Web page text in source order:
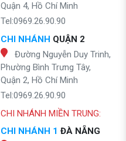
Quận 4, Hồ Chí Minh
Tel:0969.26.90.90
CHI NHÁNH QUẬN 2
Đường Nguyễn Duy Trinh,
Phường Bình Trưng Tây,
Quận 2, Hồ Chí Minh
Tel:0969.26.90.90
CHI NHÁNH MIỀN TRUNG:
CHI NHÁNH 1 ĐÀ NẴNG